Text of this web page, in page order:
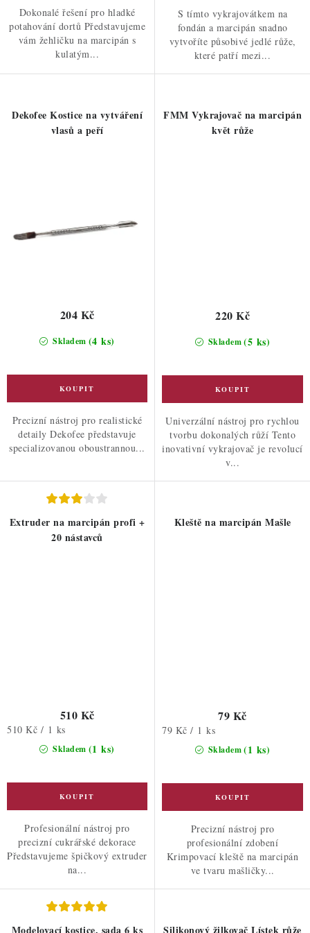
Dokonalé řešení pro hladké
potahování dortů Představujeme
vám žehličku na marcipán s
kulatým...
S tímto vykrajovátkem na
fondán a marcipán snadno
vytvoříte působivé jedlé růže,
které patří mezi...
Dekofee Kostice na vytváření
vlasů a peří
Skladem (4 ks)
204 Kč
Precizní nástroj pro realistické
detaily Dekofee představuje
specializovanou oboustrannou...
FMM Vykrajovač na marcipán
květ růže
Skladem(5 ks)
220 Kč
Univerzální nástroj pro rychlou
tvorbu dokonalých růží Tento
inovativní vykrajovač je revolucí
v...
Extruder na marcipán profi +
20 nástavců
Skladem (1 ks)
510 Kč
Měrná
510 Kč / 1 ks
Profesionální nástroj pro
precizní cukrářské dekorace
Představujeme špičkový extruder
na...
Kleště na marcipán Mašle
Skladem(1 ks)
79 Kč
Měrná
79 Kč / 1 ks
Precizní nástroj pro
profesionální zdobení
Krimpovací kleště na marcipán
ve tvaru mašličky...
Modelovací kostice, sada 6 ks Silikonový žilkovač Lístek růže